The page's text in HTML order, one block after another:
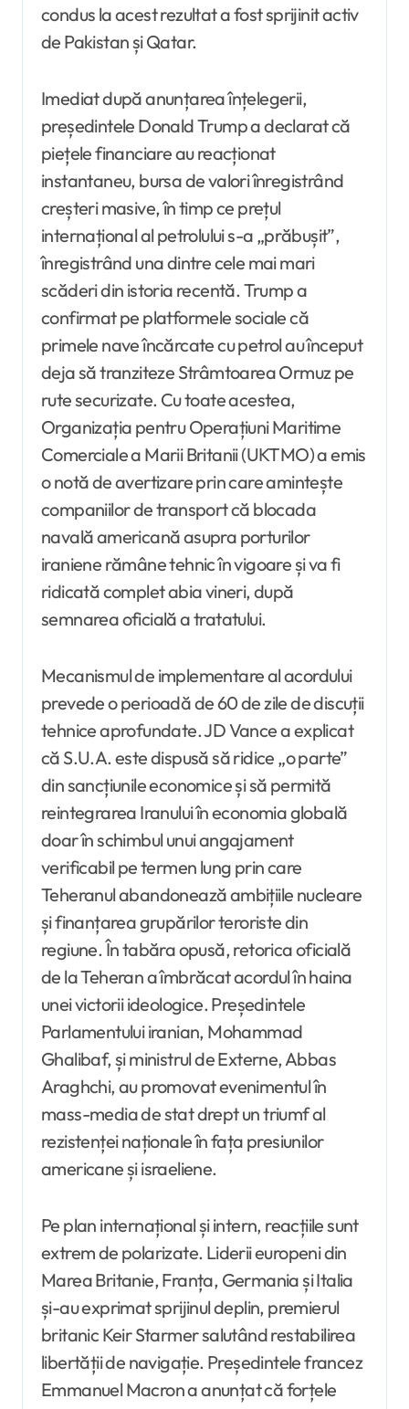
condus la acest rezultat a fost sprijinit activ
de Pakistan și Qatar.
Imediat după anunțarea înțelegerii,
președintele Donald Trump a declarat că
piețele financiare au reacționat
instantaneu, bursa de valori înregistrând
creșteri masive, în timp ce prețul
internațional al petrolului s-a „prăbușit”,
înregistrând una dintre cele mai mari
scăderi din istoria recentă. Trump a
confirmat pe platformele sociale că
primele nave încărcate cu petrol au început
deja să tranziteze Strâmtoarea Ormuz pe
rute securizate. Cu toate acestea,
Organizația pentru Operațiuni Maritime
Comerciale a Marii Britanii (UKTMO) a emis
o notă de avertizare prin care amintește
companiilor de transport că blocada
navală americană asupra porturilor
iraniene rămâne tehnic în vigoare și va fi
ridicată complet abia vineri, după
semnarea oficială a tratatului.
Mecanismul de implementare al acordului
prevede o perioadă de 60 de zile de discuții
tehnice aprofundate. JD Vance a explicat
că S.U.A. este dispusă să ridice „o parte”
din sancțiunile economice și să permită
reintegrarea Iranului în economia globală
doar în schimbul unui angajament
verificabil pe termen lung prin care
Teheranul abandonează ambițiile nucleare
și finanțarea grupărilor teroriste din
regiune. În tabăra opusă, retorica oficială
de la Teheran a îmbrăcat acordul în haina
unei victorii ideologice. Președintele
Parlamentului iranian, Mohammad
Ghalibaf, și ministrul de Externe, Abbas
Araghchi, au promovat evenimentul în
mass-media de stat drept un triumf al
rezistenței naționale în fața presiunilor
americane și israeliene.
Pe plan internațional și intern, reacțiile sunt
extrem de polarizate. Liderii europeni din
Marea Britanie, Franța, Germania și Italia
și-au exprimat sprijinul deplin, premierul
britanic Keir Starmer salutând restabilirea
libertății de navigație. Președintele francez
Emmanuel Macron a anunțat că forțele